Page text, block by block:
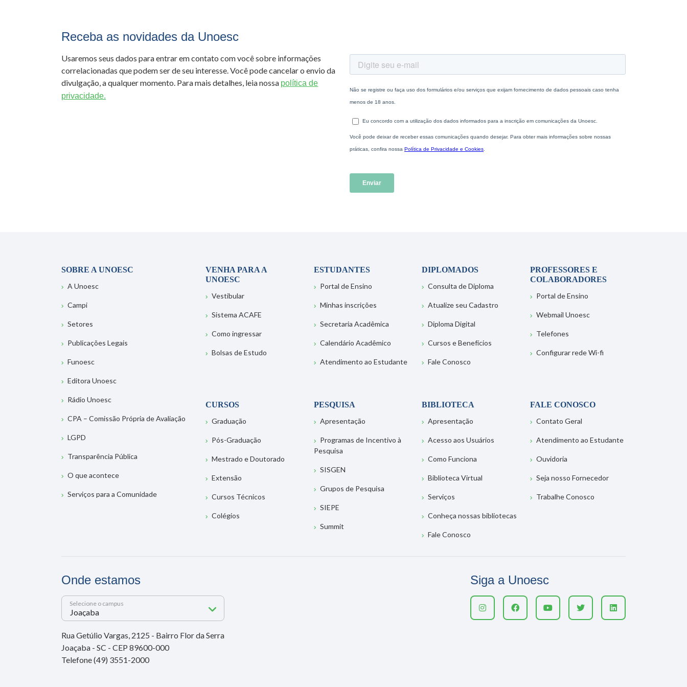
Receba as novidades da Unoesc
Usaremos seus dados para entrar em contato com você sobre informações
correlacionadas que podem ser de seu interesse. Você pode cancelar o envio da
divulgação, a qualquer momento. Para mais detalhes, leia nossa política de
privacidade.
SOBRE A UNOESC
A Unoesc
Campi
Setores
Publicações Legais
Funoesc
Editora Unoesc
Rádio Unoesc
CPA – Comissão Própria de Avaliação
LGPD
Transparência Pública
O que acontece
Serviços para a Comunidade
VENHA PARA A
UNOESC
Vestibular
Sistema ACAFE
Como ingressar
Bolsas de Estudo
ESTUDANTES
Portal de Ensino
Minhas inscrições
Secretaria Acadêmica
Calendário Acadêmico
Atendimento ao Estudante
DIPLOMADOS
Consulta de Diploma
Atualize seu Cadastro
Diploma Digital
Cursos e Benefícios
Fale Conosco
PROFESSORES E
COLABORADORES
Portal de Ensino
Webmail Unoesc
Telefones
Configurar rede Wi-fi
CURSOS
Graduação
Pós-Graduação
Mestrado e Doutorado
Extensão
Cursos Técnicos
Colégios
PESQUISA
Apresentação
Programas de Incentivo à
Pesquisa
SISGEN
Grupos de Pesquisa
SIEPE
Summit
BIBLIOTECA
Apresentação
Acesso aos Usuários
Como Funciona
Biblioteca Virtual
Serviços
Conheça nossas bibliotecas
Fale Conosco
FALE CONOSCO
Contato Geral
Atendimento ao Estudante
Ouvidoria
Seja nosso Fornecedor
Trabalhe Conosco
Onde estamos
Selecione o campus
Rua Getúlio Vargas, 2125 - Bairro Flor da Serra
Joaçaba - SC - CEP 89600-000
Telefone (49) 3551-2000
Siga a Unoesc